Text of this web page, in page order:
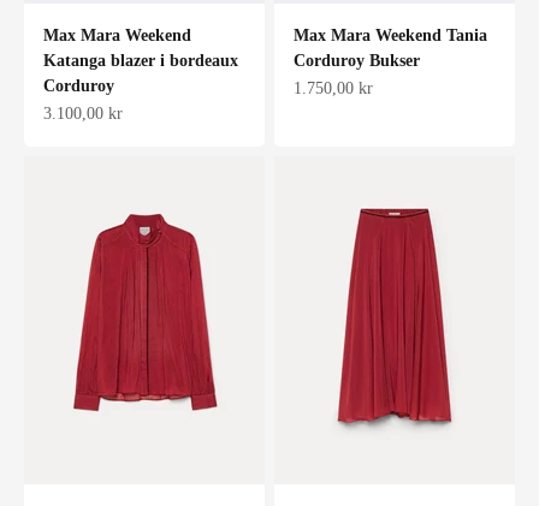
Max Mara Weekend
Katanga blazer i bordeaux
Corduroy
Salgspris
3.100,00 kr
Max Mara Weekend Tania
Corduroy Bukser
Salgspris
1.750,00 kr